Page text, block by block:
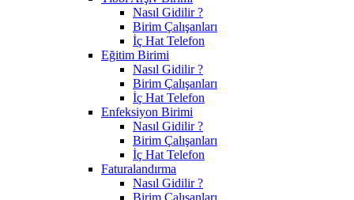
Nasıl Gidilir ?
Birim Çalışanları
İç Hat Telefon
Eğitim Birimi
Nasıl Gidilir ?
Birim Çalışanları
İç Hat Telefon
Enfeksiyon Birimi
Nasıl Gidilir ?
Birim Çalışanları
İç Hat Telefon
Faturalandırma
Nasıl Gidilir ?
Birim Çalışanları